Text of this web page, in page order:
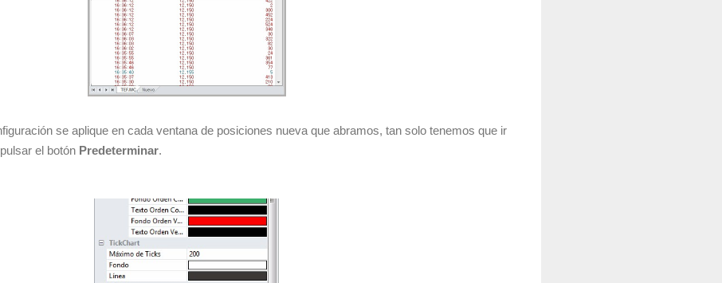
se aplique en cada ventana de posiciones nueva que abramos, tan solo tenemos que ir
el botón Predeterminar.